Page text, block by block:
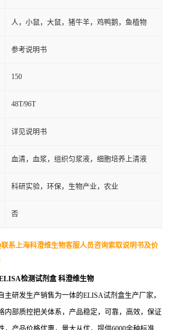
人，小鼠，大鼠，猪牛羊，鸡鸭鹅，鱼植物
参考说明书
150
48T/96T
详见说明书
血清，血浆，组织匀浆液，细胞培养上清液
科研实验，环保，生物产业，农业
否
系上海科澄维生物客服人员咨询索取说明书及价
检测试剂盒科澄维生物
主研发生产销售为一体的ELISA试剂盒生产厂家，
内部质控把关体系，产品稳定，可靠，高效，保证